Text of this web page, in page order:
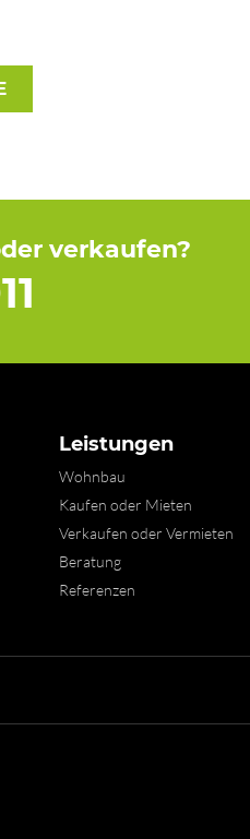
verkaufen?
Leistungen
Wohnbau
Kaufen oder Mieten
Verkaufen oder Vermieten
Beratung
Referenzen